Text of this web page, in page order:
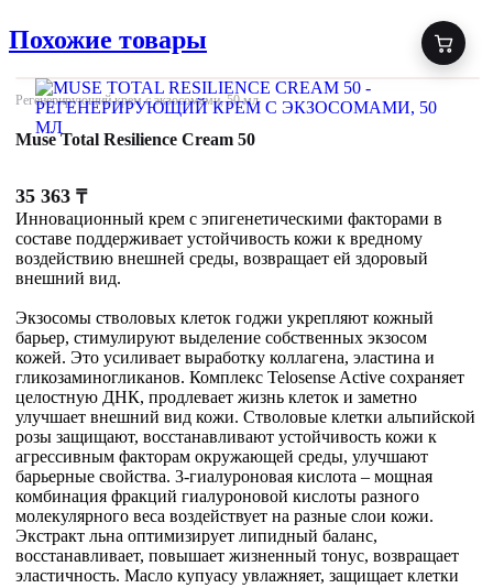
Похожие товары
Регенерирующий крем с экзосомами, 50 мл
Muse Total Resilience Cream 50
35 363 ₸
Инновационный крем с эпигенетическими факторами в
составе поддерживает устойчивость кожи к вредному
воздействию внешней среды, возвращает ей здоровый
внешний вид.
Экзосомы стволовых клеток годжи укрепляют кожный
барьер, стимулируют выделение собственных экзосом
кожей. Это усиливает выработку коллагена, эластина и
гликозаминогликанов. Комплекс Telosense Active сохраняет
целостную ДНК, продлевает жизнь клеток и заметно
улучшает внешний вид кожи. Стволовые клетки альпийской
розы защищают, восстанавливают устойчивость кожи к
агрессивным факторам окружающей среды, улучшают
барьерные свойства. 3-гиалуроновая кислота – мощная
комбинация фракций гиалуроновой кислоты разного
молекулярного веса воздействует на разные слои кожи.
Экстракт льна оптимизирует липидный баланс,
восстанавливает, повышает жизненный тонус, возвращает
эластичность. Масло купуасу увлажняет, защищает клетки